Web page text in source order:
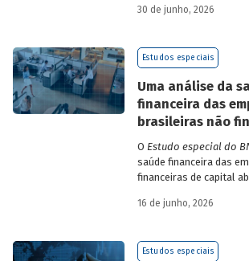
da Escola de Governo e
30 de junho, 2026
Estudos especiais
Uma análise da
financeira das
brasileiras não
O Estudo especial do
saúde financeira das
financeiras de capital
valores. Para isso,
dimensões:
16 de junho, 2026
Estudos especiais